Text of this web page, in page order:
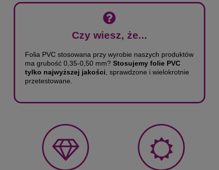
Czy wiesz, że...
Folia PVC stosowana przy wyrobie naszych produktów
ma grubość 0,35-0,50 mm? Stosujemy folie PVC
tylko najwyższej jakości , sprawdzone i wielokrotnie
przetestowane.